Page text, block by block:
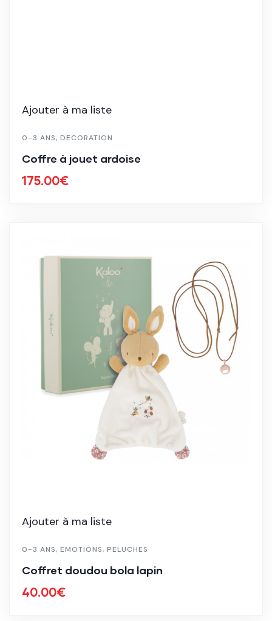
Ajouter à ma liste
0-3 ANS, DECORATION
Coffre à jouet ardoise
175.00€
Ajouter à ma liste
0-3 ANS, EMOTIONS, PELUCHES
Coffret doudou bola lapin
40.00€